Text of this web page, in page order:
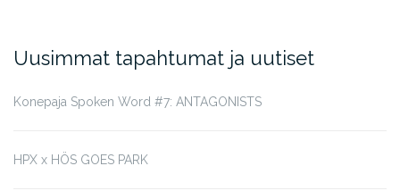
Uusimmat tapahtumat ja uutiset
Konepaja Spoken Word #7: ANTAGONISTS
HPX x HÖS GOES PARK